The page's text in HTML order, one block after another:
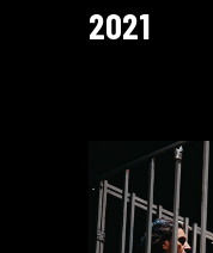
2021